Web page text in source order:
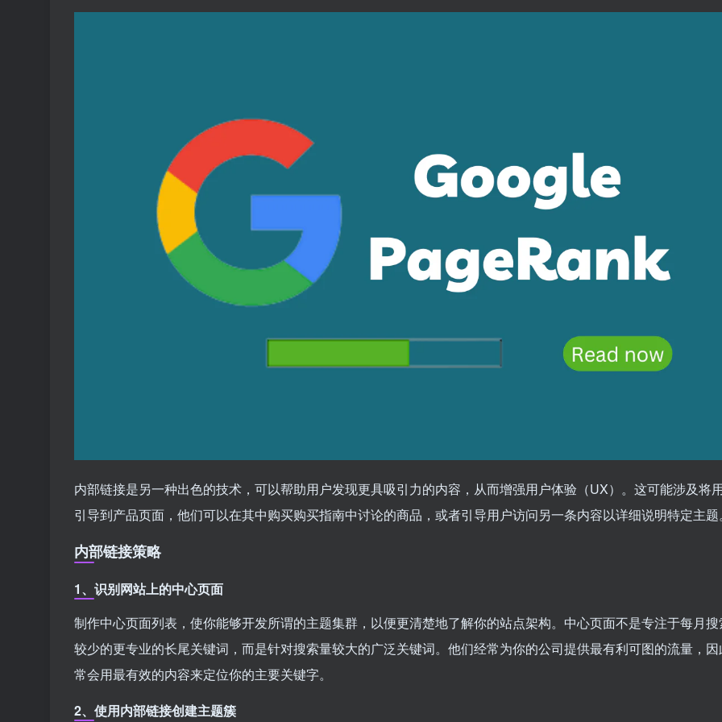
内部链接是另一种出色的技术，可以帮助用户发现更具吸引力的内容，从而增强用户体验（UX）。这可能涉及将
引导到产品页面，他们可以在其中购买购买指南中讨论的商品，或者引导用户访问另一条内容以详细说明特定主题。
内部链接策略
1、识别网站上的中心页面
制作中心页面列表，使你能够开发所谓的主题集群，以便更清楚地了解你的站点架构。中心页面不是专注于每月
较少的更专业的长尾关键词，而是针对搜索量较大的广泛关键词。他们经常为你的公司提供最有利可图的流量，因
常会用最有效的内容来定位你的主要关键字。
2、使用内部链接创建主题簇